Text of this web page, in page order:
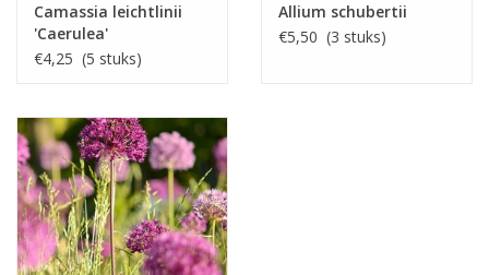
Camassia leichtlinii
'Caerulea'
€4,25 (5 stuks)
Allium schubertii
€5,50 (3 stuks)